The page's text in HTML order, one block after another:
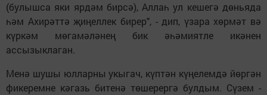
(булышса яки ярдәм бирсә), Аллаһ ул кешегә дөньяда
һәм Ахирәттә җиңеллек бирер", - дип, үзара хөрмәт вә
күркәм мөгамәләнең бик әһәмиятле икәнен
ассызыклаган.
Менә шушы юлларны укыгач, күптән күңелемдә йөргән
фикеремне кәгазь битенә төшерергә булдым. Сүзем -